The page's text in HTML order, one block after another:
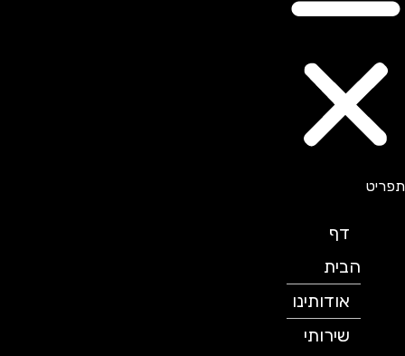
הבית
אודותינו
שירותי